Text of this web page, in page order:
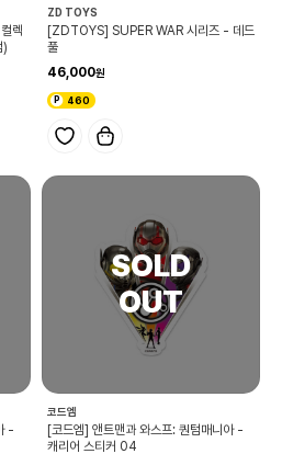
렉
)
ZD TOYS
[ZDTOYS] SUPER WAR 시리즈 - 데드
풀
46,000
460
-
코드엠
[코드엠] 앤트맨과 와스프: 퀀텀매니아 -
캐리어 스티커 04